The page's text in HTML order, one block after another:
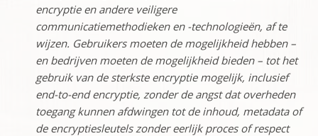
encryptie en andere veiligere
communicatiemethodieken en -technologieën, af te
wijzen. Gebruikers moeten de mogelijkheid hebben –
en bedrijven moeten de mogelijkheid bieden – tot het
gebruik van de sterkste encryptie mogelijk, inclusief
end-to-end encryptie, zonder de angst dat overheden
toegang kunnen afdwingen tot de inhoud, metadata of
de encryptiesleutels zonder eerlijk proces of respect